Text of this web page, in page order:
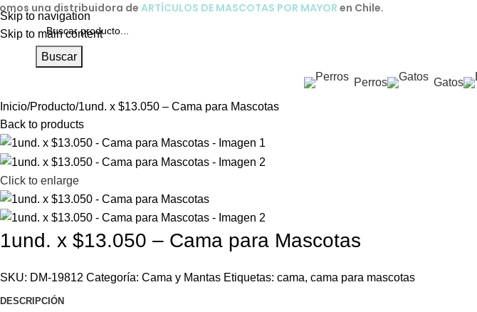
Skip to navigation
Skip to main content
una distribuidora de ARTÍCULOS DE MASCOTAS POR MAYOR en Chile.
Buscar
Perros Gatos
Inicio Producto 1und. x $13.050 – Cama para Mascotas
Back to products
Click to enlarge
1und. x $13.050 – Cama para Mascotas
SKU: DM-19812 Categoría: Cama y Mantas Etiquetas: cama, cama para mascotas
DESCRIPCIÓN